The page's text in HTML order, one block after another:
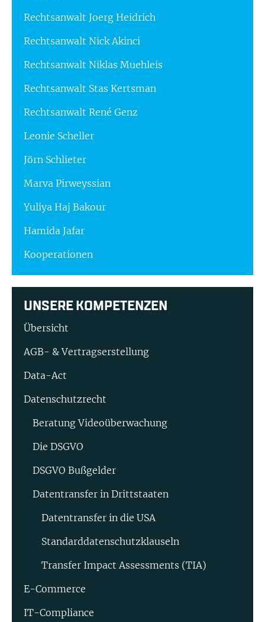
Rechtsanwalt Joerg Heidrich
Rechtsanwalt Nick Akinci
Rechtsanwalt Niklas Muehleis
Rechtsanwalt Stas Kertsman
Rechtsanwalt René Genz
Leonie Scheller
Jörn Schlieter
Marva Pirweyssian
Yuliya Haj Bakour
Hamida Jafar
Kooperationen
UNSERE KOMPETENZEN
Übersicht
AGB- & Vertragserstellung
Data-Act
Datenschutzrecht
Beratung Video­überwachung
Die DSGVO
DSGVO Bußgelder
Datentransfer in Drittstaaten
Datentransfer in die USA
Standard­datenschutz­klauseln
Transfer Impact Assessments (TIA)
E-Commerce
IT-Compliance